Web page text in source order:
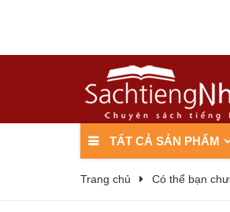
TẤT CẢ SẢN PHẨM
Trang chủ Có thể bạn